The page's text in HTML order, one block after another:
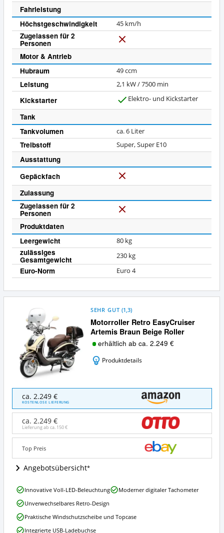
Fahrleistung
Höchstgeschwindigkeit
45 km/h
Zugelassen für 2
Personen
N
i
n
Motor & Antrieb
Hubraum
49 ccm
Leistung 2,1 kW / 7500 min
Kickstarter Elektro- und Kickstarter
Tank
Tankvolumen
ca. 6 Liter
Treibstoff Super, Super E10
Ausstattung
Gepäckfach
N
i
n
Zulassung
Zugelassen für 2
Personen
N
i
n
Produktdaten
Leergewicht
80 kg
zulässiges
Gesamtgewicht 230 kg
Euro-Norm Euro 4
Motorroller Retro EasyCruiser
Artemis Braun Beige Roller
SEHR GUT (1,3)
erhältlich ab ca. 2.249 €
Produktdetails
Motorroller
Retro
EasyCruiser
Artemis
Braun
Beige
Roller
Angebote:
Wo
ist
Motorroller
erhältlich?
ca. 2.249 €
KOSTENLOSE LIEFERUNG
ca. 2.249 €
Lieferung ab ca. 150 €
Top Preis
Angebotsübersicht
Motorroller
Retro
EasyCruiser
Artemis
Braun
Innovative Voll-LED-Beleuchtung
Moderner digitaler Tachometer
Unverwechselbares Retro-Design
Praktische Windschutzscheibe und Topcase
Integrierte USB-Ladebuchse